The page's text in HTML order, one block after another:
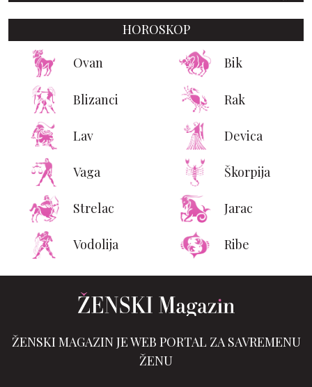
HOROSKOP
Ovan Bik
Blizanci Rak
Lav Devica
Vaga Škorpija
Strelac Jarac
Vodolija Ribe
ŽENSKI MAGAZIN JE WEB PORTAL ZA SAVREMENU
ŽENU